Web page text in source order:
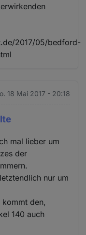
2017/05/bedford-
18 Mai 2017 - 20:18
mal lieber um
der
nur um
den,
140 auch